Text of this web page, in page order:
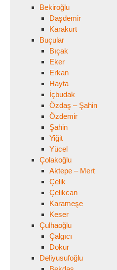
Bekiroğlu
Daşdemir
Karakurt
Buçular
Bıçak
Eker
Erkan
Hayta
İçbudak
Özdaş – Şahin
Özdemir
Şahin
Yiğit
Yücel
Çolakoğlu
Aktepe – Mert
Çelik
Çelikcan
Karameşe
Keser
Çulhaoğlu
Çalgıcı
Dokur
Deliyusufoğlu